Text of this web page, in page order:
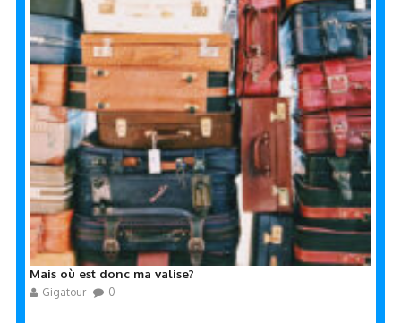
Mais où est donc ma valise?
Gigatour 0